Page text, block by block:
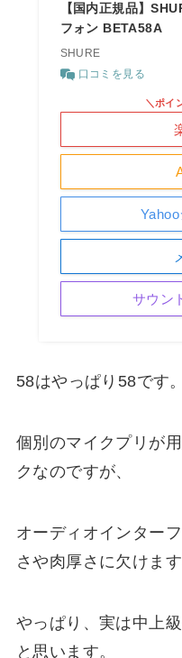
【国内正規品】
フォン BETA58A
SHURE
口コミを見る
＼ポイ
サウン
58はやっぱり58です
個別のマイクプリが
クなのですが、
オーディオインター
さや肉厚さに欠けます
やっぱり、実は中上
と思います。